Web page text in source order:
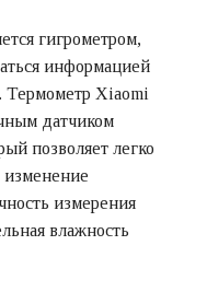
гигрометром,
информацией
Термометр Xiaomi
датчиком
позволяет легко
изменение
измерения
влажность